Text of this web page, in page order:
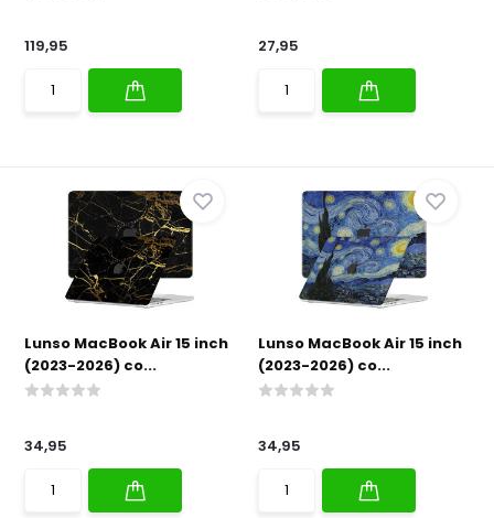
119,95 27,95
Lunso MacBook Air 15 inch
(2023-2026) co...
34,95
Lunso MacBook Air 15 inch
(2023-2026) co...
34,95